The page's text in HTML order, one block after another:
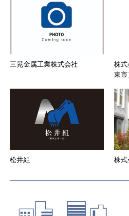
一切責任を負いません。
第6条 会員登録の抹消
会員が登録抹消・途中解約する場合は
法にて事務局に直ちに届け出ることと
３．退会した会員の会員情報、当会社が当
会の届出を受理した後、速やかに削除す
第7条 当社からの通知
当社は、本サービスのウェブサイト上
電子メールの送付、その他当社が適当
方法により、会員に対し、随時必要な
します。また、会員は本サービスウェ
登録した時点より、当社から電子メー
知を受けることを承諾したものとしま
らの電子メールによる通知を解除する
ェブサイト上で行った場合はウェブサ
示した時点で、また電子メールで行った
三晃金属工業株式会社
株式
東市
松井組 株